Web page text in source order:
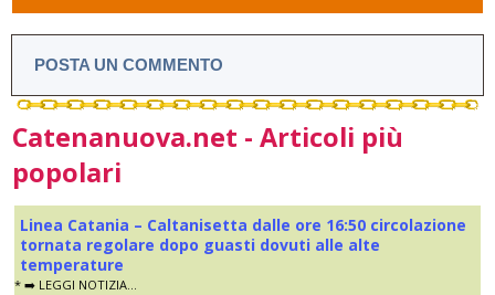
POSTA UN COMMENTO
Catenanuova.net - Articoli più
popolari
Linea Catania – Caltanisetta dalle ore 16:50 circolazione
tornata regolare dopo guasti dovuti alle alte
temperature
* ➡️ LEGGI NOTIZIA...